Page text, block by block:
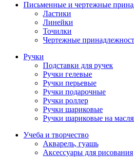
Письменные и чертежные
Ластики
Линейки
Точилки
Чертежные
Ручки
Подставки для ручек
Ручки гелевые
Ручки перьевые
Ручки подарочные
Ручки роллер
Ручки шариковые
Ручки шариковые на
Учеба и творчество
Акварель, гуашь
Аксессуары для рисования